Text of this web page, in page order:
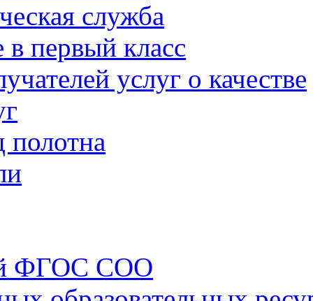
служба
первый класс
услуг о качестве
полотна
ФГОС СОО